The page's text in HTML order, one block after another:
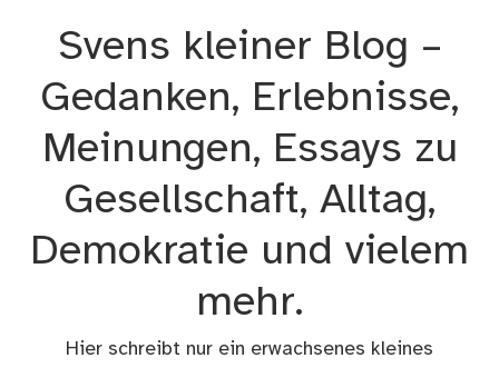
Svens kleiner Blog –
Gedanken, Erlebnisse,
Meinungen, Essays zu
Gesellschaft, Alltag,
Demokratie und vielem
mehr.
Hier schreibt nur ein erwachsenes kleines